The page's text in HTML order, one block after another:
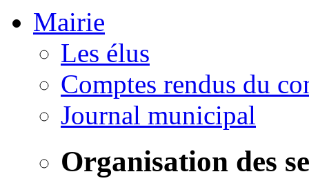
Mairie
Les élus
Comptes rendus du
Journal municipal
Organisation des